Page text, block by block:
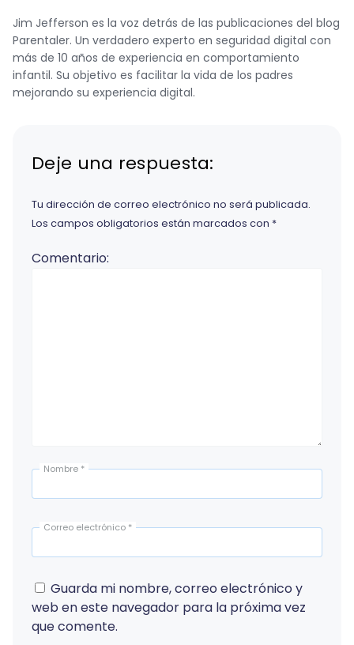
Jim Jefferson es la voz detrás de las publicaciones del blog
Parentaler. Un verdadero experto en seguridad digital con
más de 10 años de experiencia en comportamiento
infantil. Su objetivo es facilitar la vida de los padres
mejorando su experiencia digital.
Deje una respuesta:
Tu dirección de correo electrónico no será publicada.
Los campos obligatorios están marcados con *
Comentario:
Nombre *
Correo electrónico *
Guarda mi nombre, correo electrónico y
web en este navegador para la próxima vez
que comente.